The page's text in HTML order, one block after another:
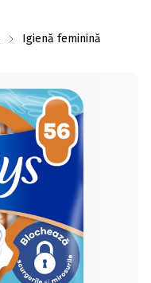
Igienă feminină